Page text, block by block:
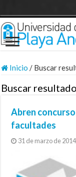
Inicio / Buscar
Buscar
Abren
facultades
31 de marzo de 2014